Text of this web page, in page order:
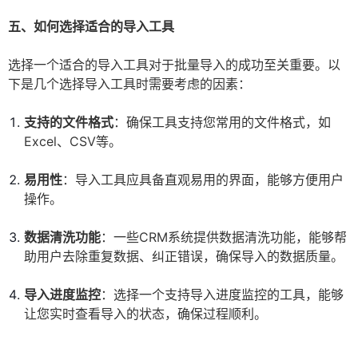
五、如何选择适合的导入工具
选择一个适合的导入工具对于批量导入的成功至关重要。以
下是几个选择导入工具时需要考虑的因素：
支持的文件格式：确保工具支持您常用的文件格式，如
Excel、CSV等。
易用性：导入工具应具备直观易用的界面，能够方便用户
操作。
数据清洗功能：一些CRM系统提供数据清洗功能，能够帮
助用户去除重复数据、纠正错误，确保导入的数据质量。
导入进度监控：选择一个支持导入进度监控的工具，能够
让您实时查看导入的状态，确保过程顺利。